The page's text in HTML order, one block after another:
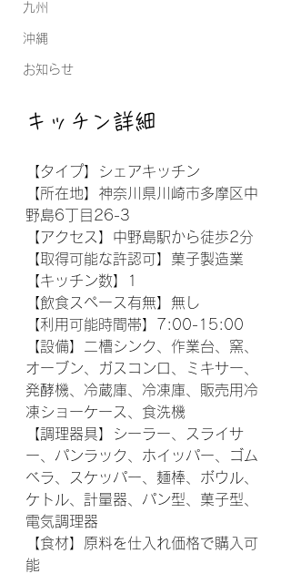
九州
沖縄
お知らせ
キッチン詳細
【タイプ】シェアキッチン
【所在地】神奈川県川崎市多摩区中
野島6丁目26-3
【アクセス】中野島駅から徒歩2分
【取得可能な許認可】菓子製造業
【キッチン数】1
【飲食スペース有無】無し
【利用可能時間帯】7:00-15:00
【設備】二槽シンク、作業台、窯、
オーブン、ガスコンロ、ミキサー、
発酵機、冷蔵庫、冷凍庫、販売用冷
凍ショーケース、食洗機
【調理器具】シーラー、スライサ
ー、パンラック、ホイッパー、ゴム
ベラ、スケッパー、麺棒、ボウル、
ケトル、計量器、パン型、菓子型、
電気調理器
【食材】原料を仕入れ価格で購入可
能